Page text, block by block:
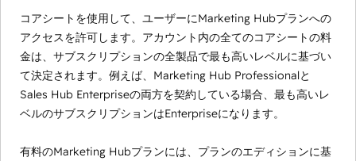
コアシートを使用して、ユーザーにMarketing Hubプランへの
アクセスを許可します。アカウント内の全てのコアシートの料
金は、サブスクリプションの全製品で最も高いレベルに基づい
て決定されます。例えば、Marketing Hub Professionalと
Sales Hub Enterpriseの両方を契約している場合、最も高いレ
ベルのサブスクリプションはEnterpriseになります。
有料のMarketing Hubプランには、プランのエディションに基